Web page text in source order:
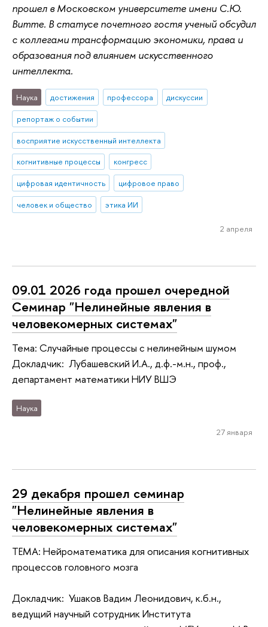
прошел в Московском университете имени С.Ю.
Витте. В статусе почетного гостя ученый обсудил
с коллегами трансформацию экономики, права и
образования под влиянием искусственного
интеллекта.
Наука достижения профессора
дискуссии
репортаж о событии
восприятие искусственный интеллекта
когнитивные процессы
конгресс
цифровая идентичность
цифровое право
человек и общество
этика ИИ
2 апреля
09.01 2026 года прошел очередной
Семинар "Нелинейные явления в
человекомерных системах"
Тема: Случайные процессы с нелинейным шумом
Докладчик: Лубашевский И.А., д.ф.-м.н., проф.,
департамент математики НИУ ВШЭ
Наука
27 января
29 декабря прошел семинар
"Нелинейные явления в
человекомерных системах"
ТЕМА: Нейроматематика для описания когнитивных
процессов головного мозга
Докладчик: Ушаков Вадим Леонидович, к.б.н.,
ведущий научный сотрудник Института